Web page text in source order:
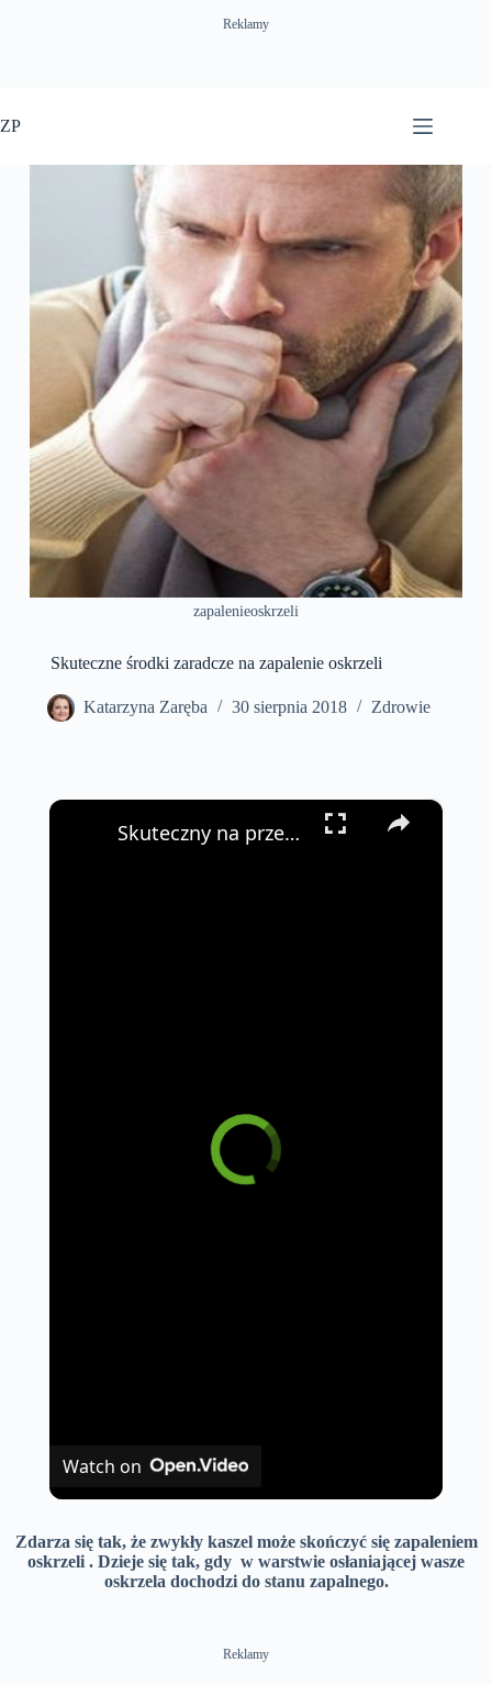
Reklamy
do
treści
ZP
zapalenieoskrzeli
Skuteczne środki zaradcze na zapalenie oskrzeli
Katarzyna Zaręba 30 sierpnia 2018 Zdrowie
×
Skuteczny na przeziębienie Nie musisz kupować drogich leków #shorts
Watch on
Zdarza się tak, że zwykły kaszel może skończyć się zapaleniem
oskrzeli . Dzieje się tak, gdy w warstwie osłaniającej wasze
oskrzela dochodzi do stanu zapalnego.
Reklamy